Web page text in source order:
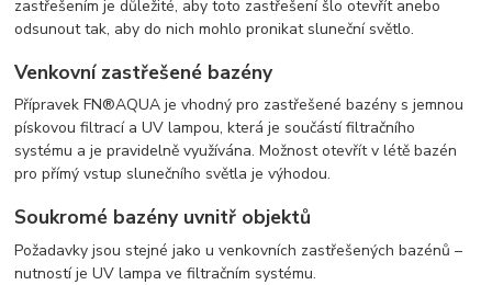
zastřešením je důležité, aby toto zastřešení šlo otevřít anebo
odsunout tak, aby do nich mohlo pronikat sluneční světlo.
Venkovní zastřešené bazény
Přípravek FN®AQUA je vhodný pro zastřešené bazény s jemnou
pískovou filtrací a UV lampou, která je součástí filtračního
systému a je pravidelně využívána. Možnost otevřít v létě bazén
pro přímý vstup slunečního světla je výhodou.
Soukromé bazény uvnitř objektů
Požadavky jsou stejné jako u venkovních zastřešených bazénů –
nutností je UV lampa ve filtračním systému.